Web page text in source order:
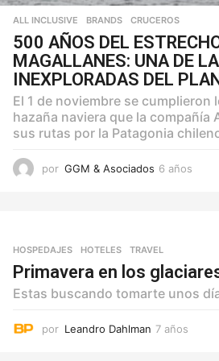
ALL INCLUSIVE ,BRANDS ,CRUCEROS
500 AÑOS DEL
MAGALLANES: UNA DE
INEXPLORADAS DEL
El 1 de noviembre se cumplieron
hazaña naviera que la compañía
sus rutas por la Patagonia
por GGM & Asociados 6 años
HOSPEDAJES ,HOTELES ,TRAVEL
Primavera en los
Estas buscando tomarte unos
por Leandro Dahlman 7 años